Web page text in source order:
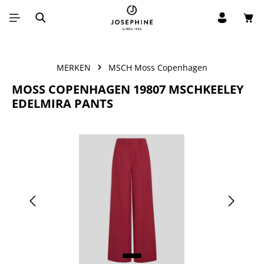
Ga naar de hoofdinhoud
MERKEN MSCH Moss Copenhagen
MOSS COPENHAGEN 19807 MSCHKEELEY
EDELMIRA PANTS
Afbeeldingengalerij overslaan